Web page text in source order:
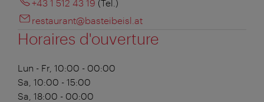
+43 1 512 43 19 (Tel.)
restaurant@basteibeisl.at
Horaires d'ouverture
Lun - Fr, 10:00 - 00:00
Sa, 10:00 - 15:00
Sa, 18:00 - 00:00